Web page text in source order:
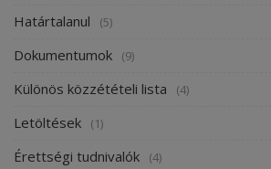
Határtalanul (5)
Dokumentumok (9)
Különös közzétételi lista (4)
Letöltések (1)
Érettségi tudnivalók (4)